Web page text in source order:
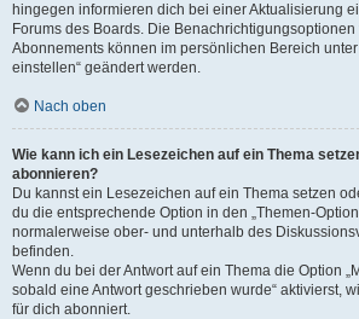
hingegen informieren dich bei einer Aktualisierung
Forums des Boards. Die
Abonnements können im persönlichen Bereich
einstellen“ geändert werden.
Nach oben
Wie kann ich ein Lesezeichen auf ein Thema
abonnieren?
Du kannst ein Lesezeichen auf ein Thema setzen
du die entsprechende Option in den „Themen-
normalerweise ober- und unterhalb des
befinden.
Wenn du bei der Antwort auf ein Thema die Option
sobald eine Antwort geschrieben wurde“ aktivierst,
für dich abonniert.